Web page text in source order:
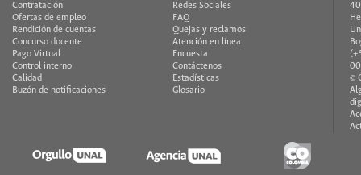
Contratación
Ofertas de empleo
Rendición de cuentas
Concurso docente
Pago Virtual
Control interno
Calidad
Buzón de notificaciones
Redes Sociales
FAQ
Quejas y reclamos
Atención en línea
Encuesta
Contáctenos
Estadísticas
Glosario
©